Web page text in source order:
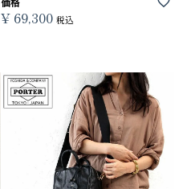
¥ 69,300 税込